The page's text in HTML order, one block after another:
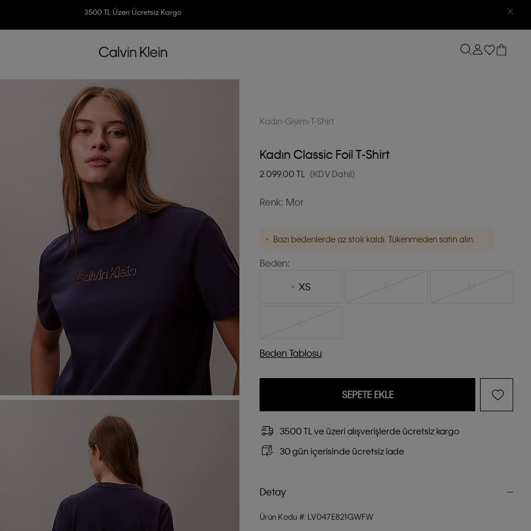
7500 TL Ve Üzeri Alışverişlerinizde 6 Taksit İmkanı
Kadın Giyim T-Shirt
Kadın Classic Foil T-Shirt
2.099,00 TL (KDV Dahil)
Renk: Mor
Bazı bedenlerde az stok kaldı. Tükenmeden satın alın.
Beden:
XS
Beden Tablosu
SEPETE EKLE
3500 TL ve üzeri alışverişlerde ücretsiz kargo
30 gün içerisinde ücretsiz iade
Detay
Ürün Kodu #: LV047E821GWFW